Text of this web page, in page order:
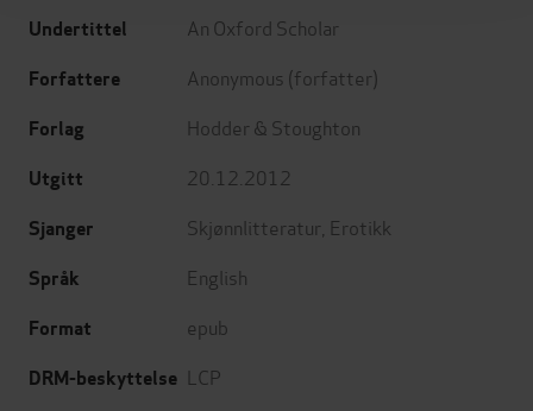
Undertittel An Oxford Scholar
Forfattere Anonymous (forfatter)
Forlag Hodder & Stoughton
Utgitt 20.12.2012
Sjanger Skjønnlitteratur Erotikk
Språk English
Format epub
DRM-beskyttelse LCP